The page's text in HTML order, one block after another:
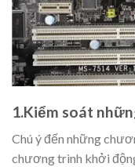
1.Kiểm soát
Chú ý đến những
chương trình khởi